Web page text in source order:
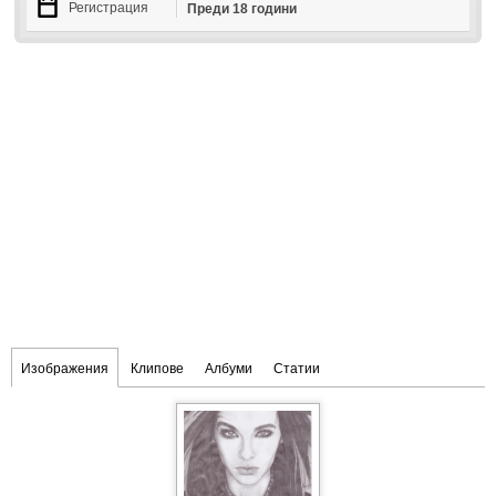
Регистрация Преди 18 години
Изображения Клипове Албуми Статии